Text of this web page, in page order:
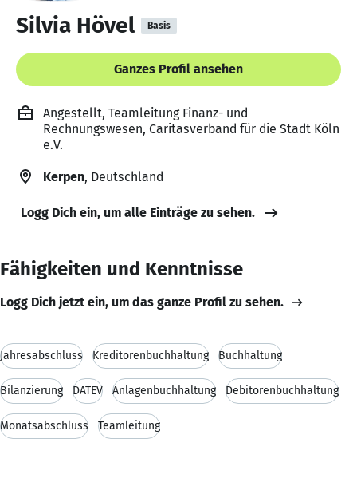
Silvia Hövel Basis
Ganzes Profil ansehen
Angestellt, Teamleitung Finanz- und
Rechnungswesen, Caritasverband für die Stadt Köln
e.V.
Kerpen, Deutschland
Logg Dich ein, um alle Einträge zu sehen.
Fähigkeiten und Kenntnisse
Logg Dich jetzt ein, um das ganze Profil zu sehen.
Jahresabschluss Kreditorenbuchhaltung Buchhaltung
Bilanzierung DATEV Anlagenbuchhaltung Debitorenbuchhaltung
Monatsabschluss Teamleitung